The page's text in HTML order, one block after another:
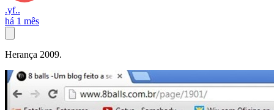
.yf..
há 1 mês
Herança 2009.